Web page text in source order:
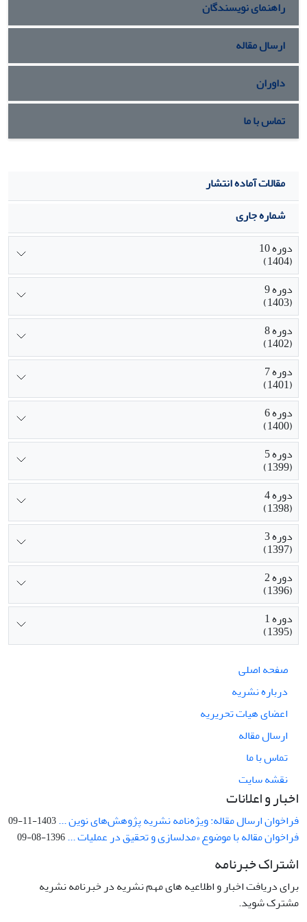
ریاضی می‌توان به نتایج مطلوبی دست‌یافت و این امر حل مسائل
بهینه‌سازی پیچیده را درصورتی‌که بتوان به مدل شبیه‌سازی‌شده
تبدیل نمود، تسهیل می‌نماید.
راهنمای نویسندگان
ارسال مقاله
داوران
تماس با ما
مقالات آماده انتشار
شماره جاری
دوره 10
(1404)
دوره 9
(1403)
دوره 8
(1402)
دوره 7
(1401)
دوره 6
(1400)
دوره 5
(1399)
دوره 4
(1398)
دوره 3
(1397)
دوره 2
(1396)
دوره 1
(1395)
صفحه اصلی
درباره نشریه
اعضای هیات تحریریه
ارسال مقاله
تماس با ما
نقشه سایت
اخبار و اعلانات
فراخوان ارسال مقاله: ویژه‌نامه نشریه پژوهش‌های نوین ...1403-11-09
فراخوان مقاله با موضوع «مدلسازی و تحقیق در عملیات ...1396-08-09
اشتراک خبرنامه
برای دریافت اخبار و اطلاعیه های مهم نشریه در خبرنامه نشریه
مشترک شوید.